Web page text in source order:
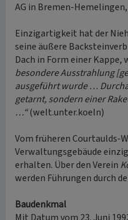
AG in Bremen-
Einzigartigkeit hat der
seine äußere
Dach in Form einer Kappe,
besondere Ausstrahlung
ausgeführt wurde …
getarnt, sondern einer
…“(welt.unter.koeln)
Vom früheren Courtaulds-
Verwaltungsgebäude
erhalten. Über den Verein
werden Führungen durch
Baudenkmal